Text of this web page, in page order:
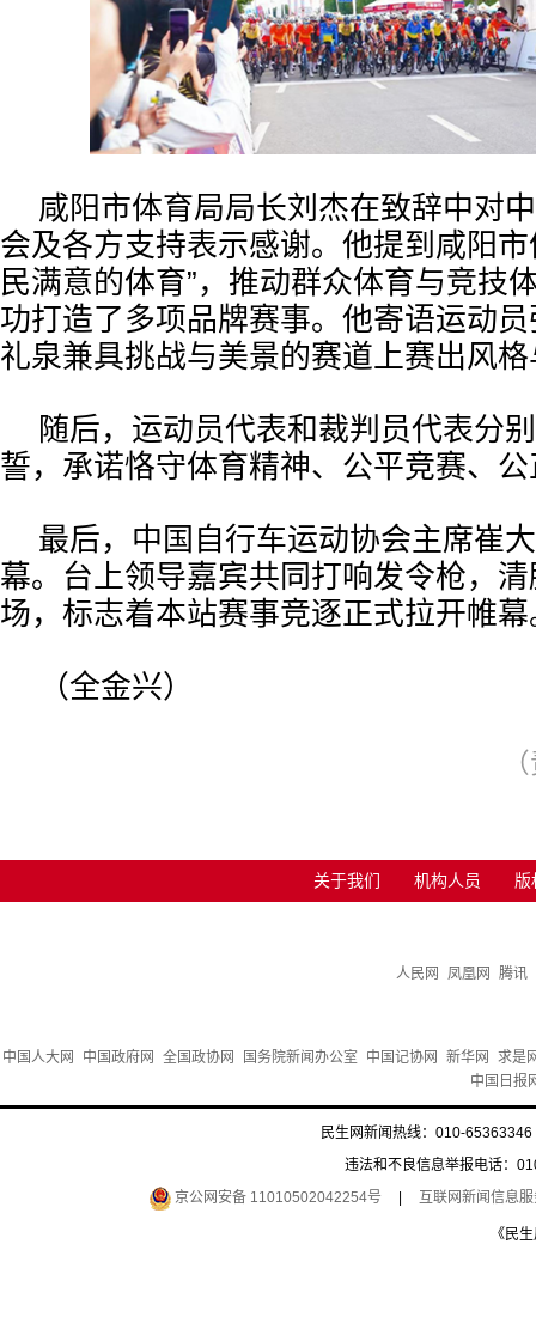
咸阳市体育局局长刘杰在致辞中对
会及各方支持表示感谢。他提到咸阳市
民满意的体育”，推动群众体育与竞技
功打造了多项品牌赛事。他寄语运动
礼泉兼具挑战与美景的赛道上赛出风
随后，运动员代表和裁判员代表分
誓，承诺恪守体育精神、公平竞赛、
最后，中国自行车运动协会主席崔
幕。台上领导嘉宾共同打响发令枪，
场，标志着本站赛事竞逐正式拉开帷幕
（全金兴）
关于我们 机构人员 版
人民网 凤凰网 腾讯
中国人大网 中国政府网 全国政协网 国务院新闻办公室 中国记协网 新华网
求是
中国日报
民生网新闻热线：010-
违法和不良信息举报电话：
京公网安备 11010502042254号
互联网新闻信息
《民